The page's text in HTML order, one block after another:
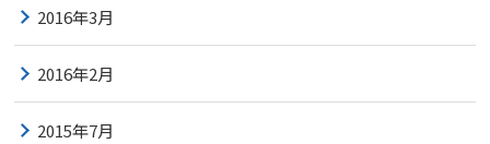
2016年3月
2016年2月
2015年7月